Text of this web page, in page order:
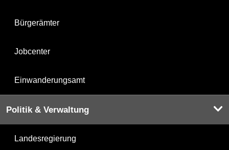
Bürgerämter
Jobcenter
Einwanderungsamt
Politik & Verwaltung
Landesregierung